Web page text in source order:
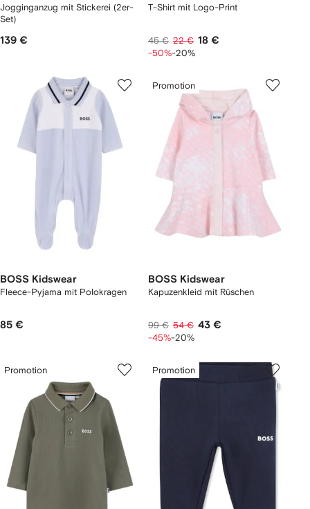
Jogginganzug mit Stickerei (2er-
Set)
139 €
T-Shirt mit Logo-Print
45 € 22 € 18 €
-50%-20%
BOSS Kidswear
Fleece-Pyjama mit Polokragen
85 €
Promotion
BOSS Kidswear
Kapuzenkleid mit Rüschen
99 € 54 € 43 €
-45%-20%
Promotion Promotion